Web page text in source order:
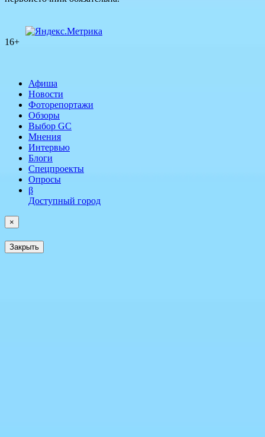
16+
Афиша
Новости
Фоторепортажи
Обзоры
Выбор GC
Мнения
Интервью
Блоги
Спецпроекты
Опросы
β
Доступный город
×
Закрыть